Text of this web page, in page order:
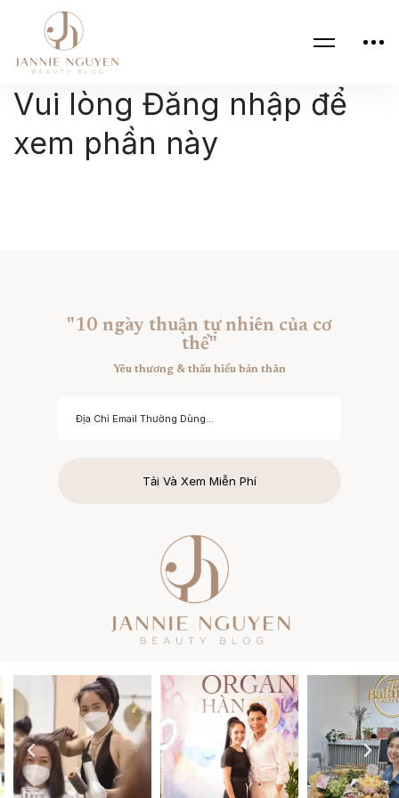
Vui lòng Đăng nhập để
xem phần này
"10 ngày thuận tự nhiên của cơ
thể"
Yêu thương & thấu hiểu bản thân
Tải Và Xem Miễn Phí